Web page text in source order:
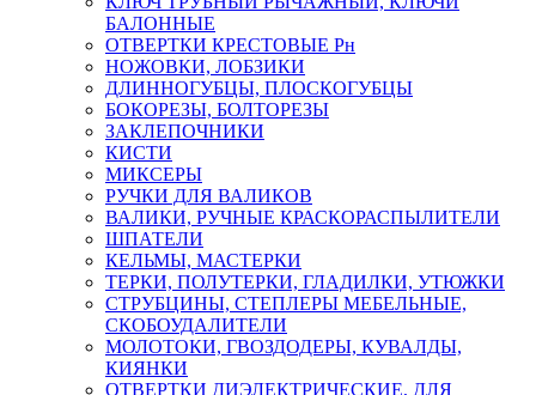
БАЛОННЫЕ
ОТВЕРТКИ КРЕСТОВЫЕ Рн
НОЖОВКИ, ЛОБЗИКИ
ДЛИННОГУБЦЫ, ПЛОСКОГУБЦЫ
БОКОРЕЗЫ, БОЛТОРЕЗЫ
ЗАКЛЕПОЧНИКИ
КИСТИ
МИКСЕРЫ
РУЧКИ ДЛЯ ВАЛИКОВ
ВАЛИКИ, РУЧНЫЕ КРАСКОРАСПЫЛИТЕЛИ
ШПАТЕЛИ
КЕЛЬМЫ, МАСТЕРКИ
ТЕРКИ, ПОЛУТЕРКИ, ГЛАДИЛКИ, УТЮЖКИ
СТРУБЦИНЫ, СТЕПЛЕРЫ МЕБЕЛЬНЫЕ,
СКОБОУДАЛИТЕЛИ
МОЛОТОКИ, ГВОЗДОДЕРЫ, КУВАЛДЫ,
КИЯНКИ
ОТВЕРТКИ ДИЭЛЕКТРИЧЕСКИЕ, ДЛЯ